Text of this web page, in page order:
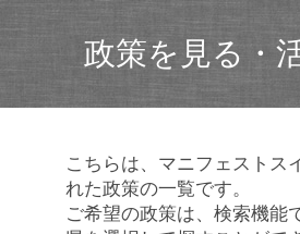
政策を見る・
こちらは、マニフェストス
れた政策の一覧です。
ご希望の政策は、検索機能